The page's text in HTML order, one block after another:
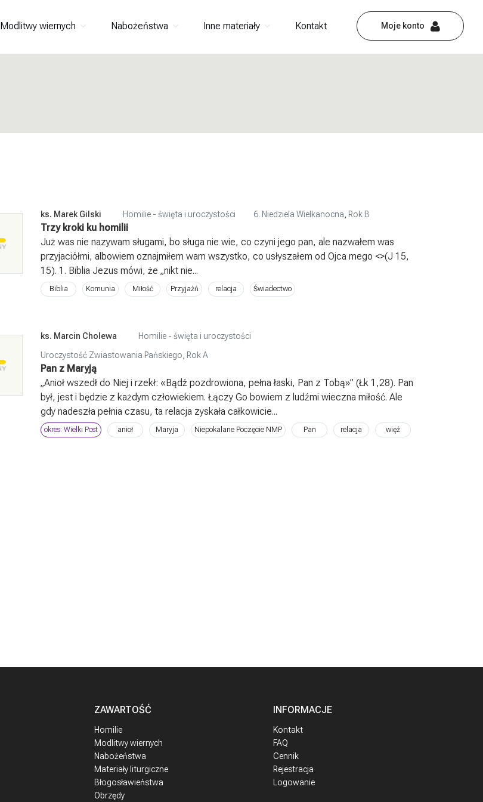
Moje konto
Modlitwy wiernych Nabożeństwa Inne materiały Kontakt
ks. Marek Gilski Homilie - święta i uroczystości 6. Niedziela Wielkanocna Rok B
Trzy kroki ku homilii
Już was nie nazywam sługami, bo sługa nie wie, co czyni jego pan, ale nazwałem was
przyjaciółmi, albowiem oznajmiłem wam wszystko, co usłyszałem od Ojca mego <>(J 15,
15). 1. Biblia Jezus mówi, że „nikt nie...
Biblia Komunia Miłość Przyjaźń relacja Świadectwo
ks. Marcin Cholewa
Homilie - święta i uroczystości
Uroczystość Zwiastowania Pańskiego
Rok A
Pan z Maryją
„Anioł wszedł do Niej i rzekł: «Bądź pozdrowiona, pełna łaski, Pan z Tobą»” (Łk 1,28). Pan
był, jest i będzie z każdym człowiekiem. Łączy Go bowiem z ludźmi wieczna miłość. Ale
gdy nadeszła pełnia czasu, ta relacja zyskała całkowicie...
okres: Wielki Post anioł Maryja Niepokalane Poczęcie NMP Pan relacja więź
ZAWARTOŚĆ
Homilie
Modlitwy wiernych
Nabożeństwa
Materiały liturgiczne
Błogosławieństwa
Obrzędy
INFORMACJE
Kontakt
FAQ
Cennik
Rejestracja
Logowanie